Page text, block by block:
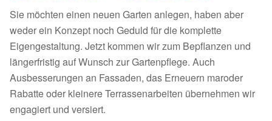
Sie möchten einen neuen Garten anlegen, haben aber
weder ein Konzept noch Geduld für die komplette
Eigengestaltung. Jetzt kommen wir zum Bepflanzen und
längerfristig auf Wunsch zur Gartenpflege. Auch
Ausbesserungen an Fassaden, das Erneuern maroder
Rabatte oder kleinere Terrassenarbeiten übernehmen wir
engagiert und versiert.